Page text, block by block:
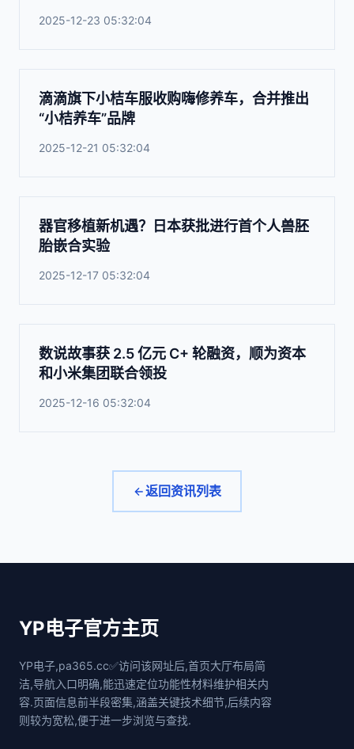
2025-12-23 05:32:04
滴滴旗下小桔车服收购嗨修养车，合并推出
“小桔养车”品牌
2025-12-21 05:32:04
器官移植新机遇？日本获批进行首个人兽胚
胎嵌合实验
2025-12-17 05:32:04
数说故事获 2.5 亿元 C+ 轮融资，顺为资本
和小米集团联合领投
2025-12-16 05:32:04
返回资讯列表
YP电子官方主页
YP电子,pa365.cc✅访问该网址后,首页大厅布局简
洁,导航入口明确,能迅速定位功能性材料维护相关内
容.页面信息前半段密集,涵盖关键技术细节,后续内容
则较为宽松,便于进一步浏览与查找.